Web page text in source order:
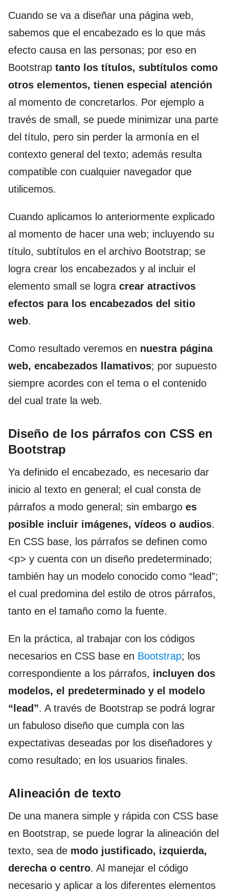
Cuando se va a diseñar una página web,
sabemos que el encabezado es lo que más
efecto causa en las personas; por eso en
Bootstrap tanto los títulos, subtítulos como
otros elementos, tienen especial atención
al momento de concretarlos. Por ejemplo a
través de small, se puede minimizar una parte
del título, pero sin perder la armonía en el
contexto general del texto; además resulta
compatible con cualquier navegador que
utilicemos.
Cuando aplicamos lo anteriormente explicado
al momento de hacer una web; incluyendo su
título, subtítulos en el archivo Bootstrap; se
logra crear los encabezados y al incluir el
elemento small se logra crear atractivos
efectos para los encabezados del sitio
web.
Como resultado veremos en nuestra página
web, encabezados llamativos; por supuesto
siempre acordes con el tema o el contenido
del cual trate la web.
Diseño de los párrafos con CSS en
Bootstrap
Ya definido el encabezado, es necesario dar
inicio al texto en general; el cual consta de
párrafos a modo general; sin embargo es
posible incluir imágenes, vídeos o audios.
En CSS base, los párrafos se definen como
<p> y cuenta con un diseño predeterminado;
también hay un modelo conocido como “lead”;
el cual predomina del estilo de otros párrafos,
tanto en el tamaño como la fuente.
En la práctica, al trabajar con los códigos
necesarios en CSS base en Bootstrap; los
correspondiente a los párrafos, incluyen dos
modelos, el predeterminado y el modelo
“lead”. A través de Bootstrap se podrá lograr
un fabuloso diseño que cumpla con las
expectativas deseadas por los diseñadores y
como resultado; en los usuarios finales.
Alineación de texto
De una manera simple y rápida con CSS base
en Bootstrap, se puede lograr la alineación del
texto, sea de modo justificado, izquierda,
derecha o centro. Al manejar el código
necesario y aplicar a los diferentes elementos